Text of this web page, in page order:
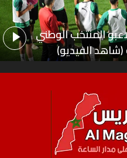
المنتخب الوطني
(شاهد الفيديو)